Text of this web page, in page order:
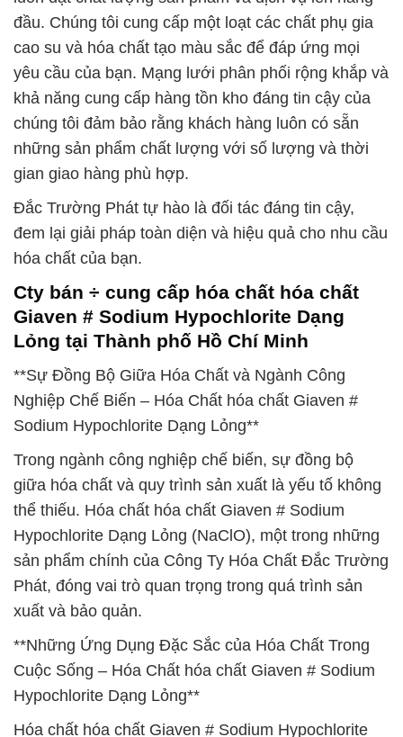
đầu. Chúng tôi cung cấp một loạt các chất phụ gia
cao su và hóa chất tạo màu sắc để đáp ứng mọi
yêu cầu của bạn. Mạng lưới phân phối rộng khắp và
khả năng cung cấp hàng tồn kho đáng tin cậy của
chúng tôi đảm bảo rằng khách hàng luôn có sẵn
những sản phẩm chất lượng với số lượng và thời
gian giao hàng phù hợp.
Đắc Trường Phát tự hào là đối tác đáng tin cậy,
đem lại giải pháp toàn diện và hiệu quả cho nhu cầu
hóa chất của bạn.
Cty bán ÷ cung cấp hóa chất hóa chất
Giaven # Sodium Hypochlorite Dạng
Lỏng tại Thành phố Hồ Chí Minh
**Sự Đồng Bộ Giữa Hóa Chất và Ngành Công
Nghiệp Chế Biến – Hóa Chất hóa chất Giaven #
Sodium Hypochlorite Dạng Lỏng**
Trong ngành công nghiệp chế biến, sự đồng bộ
giữa hóa chất và quy trình sản xuất là yếu tố không
thể thiếu. Hóa chất hóa chất Giaven # Sodium
Hypochlorite Dạng Lỏng (NaClO), một trong những
sản phẩm chính của Công Ty Hóa Chất Đắc Trường
Phát, đóng vai trò quan trọng trong quá trình sản
xuất và bảo quản.
**Những Ứng Dụng Đặc Sắc của Hóa Chất Trong
Cuộc Sống – Hóa Chất hóa chất Giaven # Sodium
Hypochlorite Dạng Lỏng**
Hóa chất hóa chất Giaven # Sodium Hypochlorite